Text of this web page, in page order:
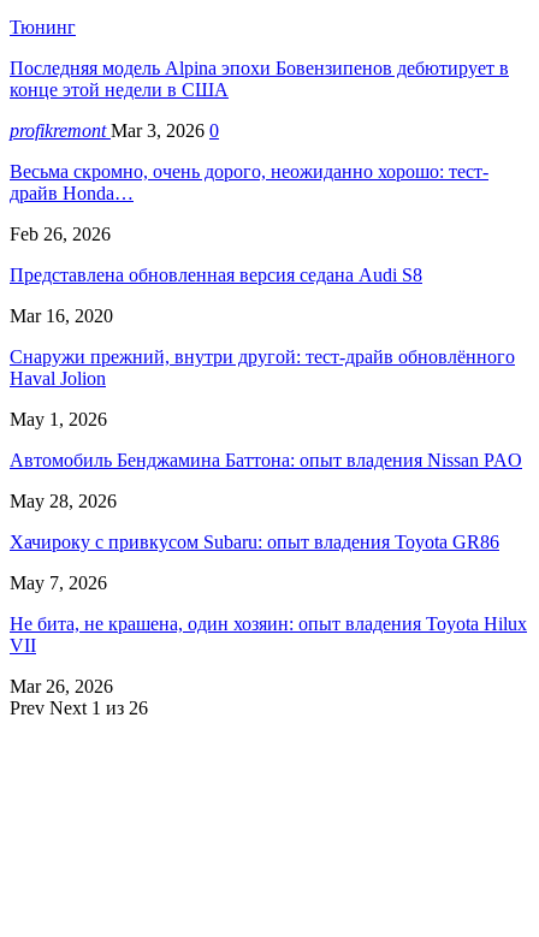
Тюнинг
Последняя модель Alpina эпохи Бовензипенов дебютирует в
конце этой недели в США
profikremontMar 3, 2026 0
Весьма скромно, очень дорого, неожиданно хорошо: тест-
драйв Honda…
Feb 26, 2026
Представлена обновленная версия седана Audi S8
Mar 16, 2020
Снаружи прежний, внутри другой: тест-драйв обновлённого
Haval Jolion
May 1, 2026
Автомобиль Бенджамина Баттона: опыт владения Nissan PAO
May 28, 2026
Хачироку с привкусом Subaru: опыт владения Toyota GR86
May 7, 2026
Не бита, не крашена, один хозяин: опыт владения Toyota Hilux
VII
Mar 26, 2026
Prev Next 1 из 26